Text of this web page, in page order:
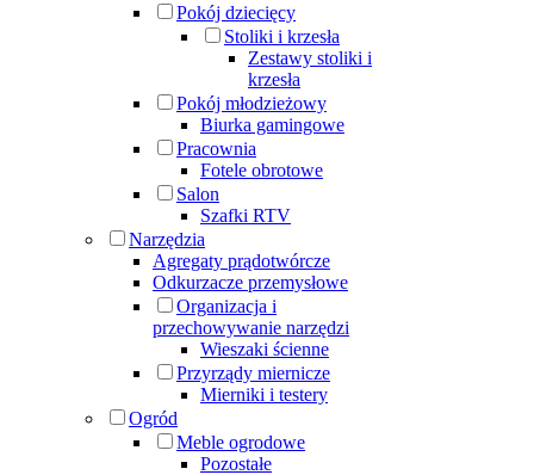
Pokój dziecięcy
Stoliki i krzesła
Zestawy stoliki i
krzesła
Pokój młodzieżowy
Biurka gamingowe
Pracownia
Fotele obrotowe
Salon
Szafki RTV
Narzędzia
Agregaty prądotwórcze
Odkurzacze przemysłowe
Organizacja i
przechowywanie narzędzi
Wieszaki ścienne
Przyrządy miernicze
Mierniki i testery
Ogród
Meble ogrodowe
Pozostałe